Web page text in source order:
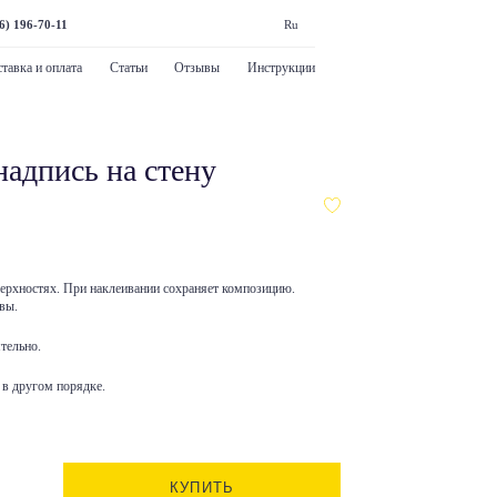
196-70-11 Ru
и оплата Статьи Отзывы Инструкции
на стену
При наклеивании сохраняет композицию.
другом порядке.
КУПИТЬ